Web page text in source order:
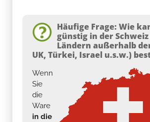
Häufige Frage: Wie
günstig in der
Ländern außerhalb
UK, Türkei, Israel u.s.w.)
Wenn
Sie
die
Ware
in die